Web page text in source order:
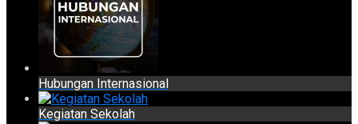
Hubungan Internasional
Kegiatan Sekolah